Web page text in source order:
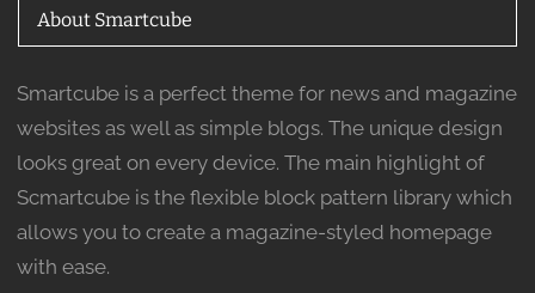
About Smartcube
Smartcube is a perfect theme for news and magazine
websites as well as simple blogs. The unique design
looks great on every device. The main highlight of
Scmartcube is the flexible block pattern library which
allows you to create a magazine-styled homepage
with ease.